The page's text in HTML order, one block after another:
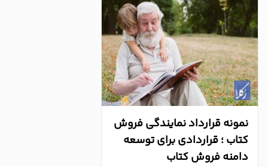
نمونه قرارداد نمایندگی فروش
کتاب ؛ قراردادی برای توسعه
دامنه فروش کتاب